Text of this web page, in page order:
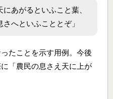
あがるといふこと葉、
へといふこととぞ」
たことを示す用例。今後
「農民の息さえ天に上が